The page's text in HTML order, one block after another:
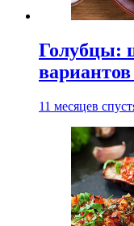
Голубцы:
11 месяцев